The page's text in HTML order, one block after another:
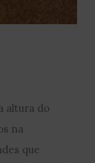
altura do
na
que